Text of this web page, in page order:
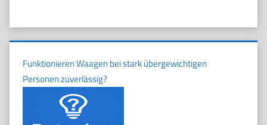
Funktionieren Waagen bei stark übergewichtigen
Personen zuverlässig?